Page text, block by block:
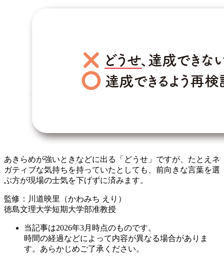
あきらめが強いときなどに出る「どうせ」ですが、たとえネ
ガティブな気持ちを持っていたとしても、前向きな言葉を選
ぶ方が現場の士気を下げずに済みます。
監修：川道映里（かわみち えり）
徳島文理大学短期大学部准教授
当記事は2026年3月時点のものです。
時間の経過などによって内容が異なる場合がありま
す。あらかじめご了承ください。